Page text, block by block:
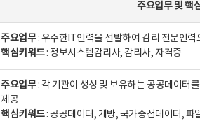
주요업무및핵
주요업무: 우수한IT인력을 선발하여 감리 전문인
핵심키워드: 정보시스템감리사, 감리사, 자격증
주요업무: 각 기관이 생성 및 보유하는 공공데이터
제공
핵심키워드: 공공데이터, 개방, 국가중점데이터, 파